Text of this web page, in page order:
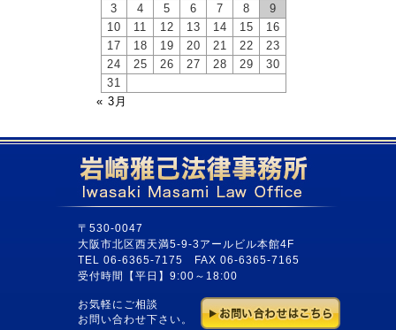
3
4 5 6 7 8
9
10
11 12 13 14 15
16
17
18 19 20 21 22
23
24
25 26 27 28 29
30
31
« 3月
〒530-0047
大阪市北区西天満5-9-3アールビル本館4F
TEL 06-6365-7175 FAX 06-6365-7165
受付時間【平日】9:00～18:00
お気軽にご相談
お問い合わせ下さい。